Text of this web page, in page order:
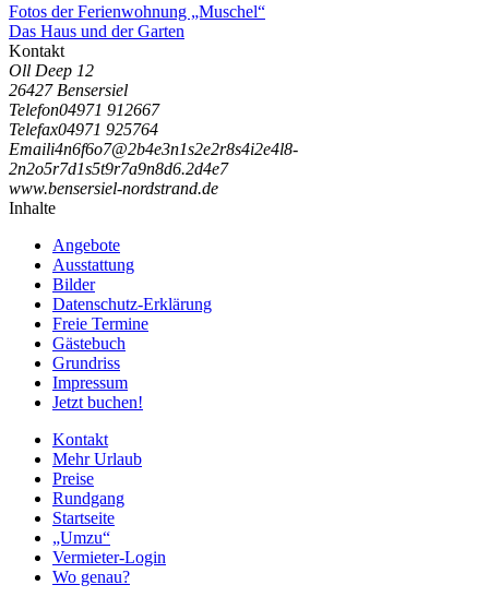
Fotos der Ferienwohnung „Muschel“
Das Haus und der Garten
Kontakt
Oll Deep 12
26427 Bensersiel
Telefon04971 912667
Telefax04971 925764
Emaili4n6f6o7@2b4e3n1s2e2r8s4i2e4l8-
2n2o5r7d1s5t9r7a9n8d6.2d4e7
www.bensersiel-nordstrand.de
Inhalte
Angebote
Ausstattung
Bilder
Datenschutz-Erklärung
Freie Termine
Gästebuch
Grundriss
Impressum
Jetzt buchen!
Kontakt
Mehr Urlaub
Preise
Rundgang
Startseite
„Umzu“
Vermieter-Login
Wo genau?